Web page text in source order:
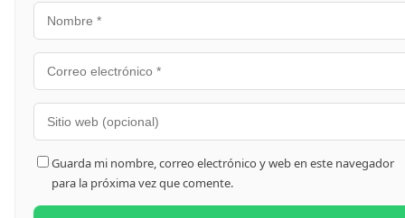
Guarda mi nombre, correo electrónico y web en este navegador
para la próxima vez que comente.